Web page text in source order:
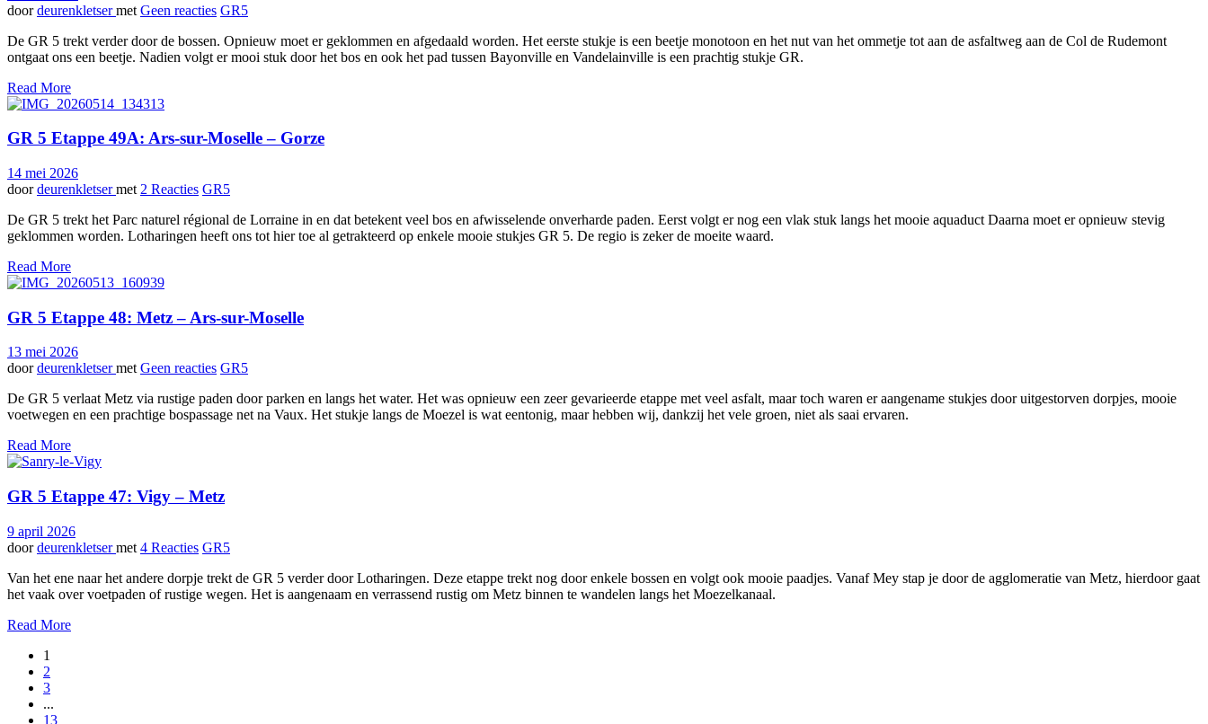
door deurenkletsermet Geen reacties GR5
De GR 5 trekt verder door de bossen. Opnieuw moet er geklommen en afgedaald worden. Het eerste stukje is een beetje monotoon en het nut van het ommetje tot aan de asfaltweg aan de Col de Rudemont
ontgaat ons een beetje. Nadien volgt er mooi stuk door het bos en ook het pad tussen Bayonville en Vandelainville is een prachtig stukje GR.
Read More
GR 5 Etappe 49A: Ars-sur-Moselle – Gorze
14 mei 2026
door deurenkletsermet 2 Reacties GR5
De GR 5 trekt het Parc naturel régional de Lorraine in en dat betekent veel bos en afwisselende onverharde paden. Eerst volgt er nog een vlak stuk langs het mooie aquaduct Daarna moet er opnieuw stevig
geklommen worden. Lotharingen heeft ons tot hier toe al getrakteerd op enkele mooie stukjes GR 5. De regio is zeker de moeite waard.
Read More
GR 5 Etappe 48: Metz – Ars-sur-Moselle
13 mei 2026
door deurenkletsermet Geen reacties GR5
De GR 5 verlaat Metz via rustige paden door parken en langs het water. Het was opnieuw een zeer gevarieerde etappe met veel asfalt, maar toch waren er aangename stukjes door uitgestorven dorpjes, mooie
voetwegen en een prachtige bospassage net na Vaux. Het stukje langs de Moezel is wat eentonig, maar hebben wij, dankzij het vele groen, niet als saai ervaren.
Read More
GR 5 Etappe 47: Vigy – Metz
9 april 2026
door deurenkletsermet 4 Reacties GR5
Van het ene naar het andere dorpje trekt de GR 5 verder door Lotharingen. Deze etappe trekt nog door enkele bossen en volgt ook mooie paadjes. Vanaf Mey stap je door de agglomeratie van Metz, hierdoor gaat
het vaak over voetpaden of rustige wegen. Het is aangenaam en verrassend rustig om Metz binnen te wandelen langs het Moezelkanaal.
Read More
1
2
3
...
13